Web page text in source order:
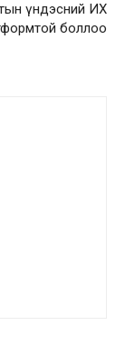
үндэсний ИХ
боллоо